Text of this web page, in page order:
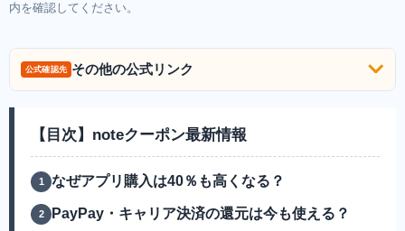
内を確認してください。
公式確認先 その他の公式リンク
【目次】noteクーポン最新情報
なぜアプリ購入は40％も高くなる？
PayPay・キャリア決済の還元は今も使える？